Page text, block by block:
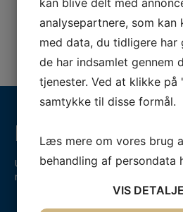
Kontakt os
Ring mig op
Udfyld formularen og du vil blive
muligt.
analysepartnere, som kan
med data, du tidligere har
de har indsamlet gennem
tjenester. Ved at klikke på
samtykke til disse formål.
Læs mere om vores brug
behandling af persondata
VIS